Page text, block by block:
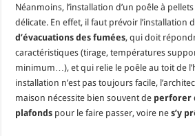
Néanmoins, l’installation d’un poêle à
délicate. En effet, il faut prévoir l’installation
d’évacuations des fumées, qui doit
caractéristiques (tirage, températures
minimum…), et qui relie le poêle au toit de
installation n’est pas toujours facile,
maison nécessite bien souvent de perforer
plafonds pour le faire passer, voire nes’y